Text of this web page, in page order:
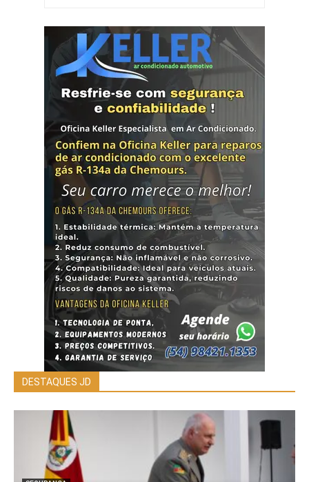
DESTAQUES JD